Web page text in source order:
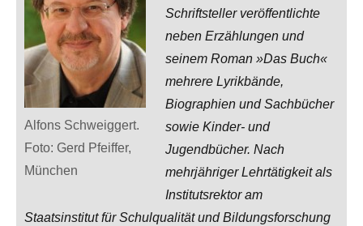
Alfons Schweiggert.
Foto: Gerd Pfeiffer,
München
Schriftsteller veröffentlichte
neben Erzählungen und
seinem Roman »Das Buch«
mehrere Lyrikbände,
Biographien und Sachbücher
sowie Kinder- und
Jugendbücher. Nach
mehrjähriger Lehrtätigkeit als
Institutsrektor am
Staatsinstitut für Schulqualität und Bildungsforschung